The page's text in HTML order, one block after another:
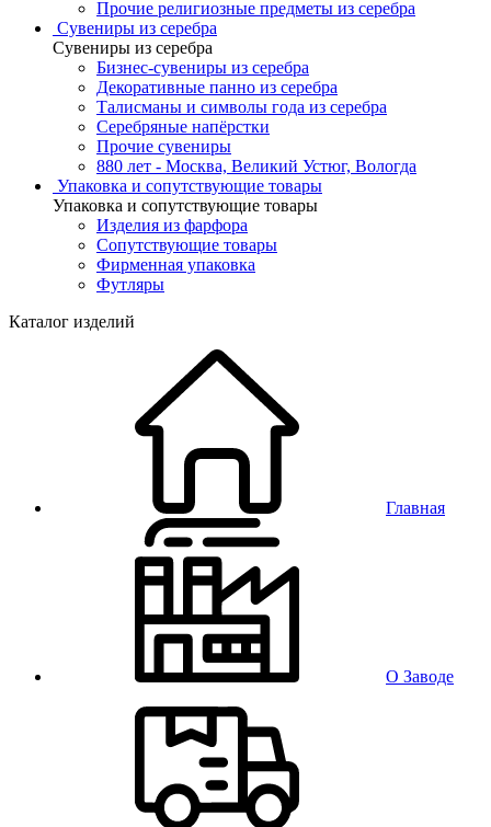
Прочие религиозные предметы из серебра
Сувениры из серебра
Сувениры из серебра
Бизнес-сувениры из серебра
Декоративные панно из серебра
Талисманы и символы года из серебра
Серебряные напёрстки
Прочие сувениры
880 лет - Москва, Великий Устюг, Вологда
Упаковка и сопутствующие товары
Упаковка и сопутствующие товары
Изделия из фарфора
Сопутствующие товары
Фирменная упаковка
Футляры
Каталог изделий
Главная
О Заводе